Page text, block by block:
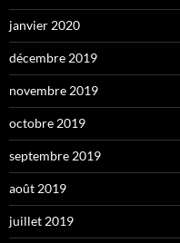
janvier 2020
décembre 2019
novembre 2019
octobre 2019
septembre 2019
août 2019
juillet 2019